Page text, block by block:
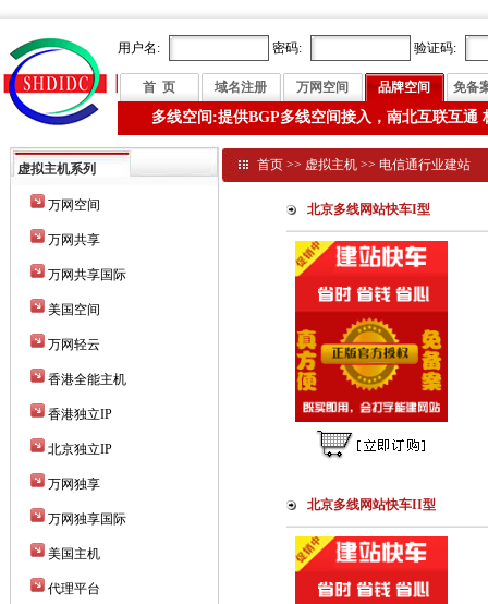
用户名: 密码: 验证码:
首 页 域名注册 万网空间 品牌空间 免备
多线空间:提供BGP多线空间接入，南北互联互
虚拟主机系列
万网空间
万网共享
万网共享国际
美国空间
万网轻云
香港全能主机
香港独立IP
北京独立IP
万网独享
万网独享国际
美国主机
代理平台
首页 >> 虚拟主机 >> 电信通行业建站
北京多线网站快车I型
北京多线网站快车II型